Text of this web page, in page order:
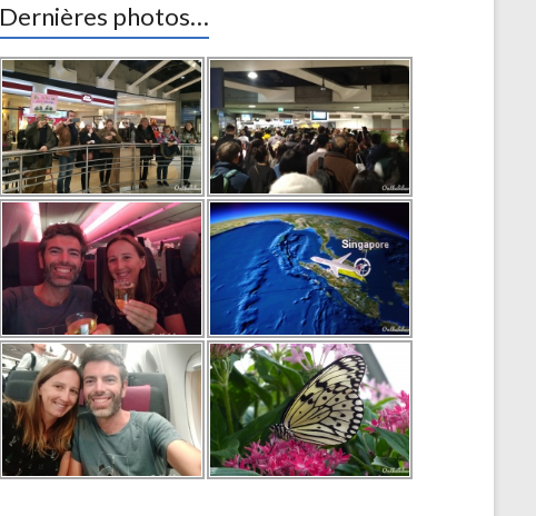
Dernières photos…